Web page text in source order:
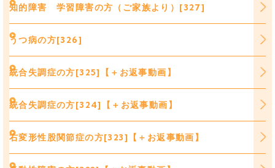
知的障害 学習障害の方（ご家族より）[327]
うつ病の方[326]
統合失調症の方[325]【＋お返事動画】
統合失調症の方[324]【＋お返事動画】
右変形性股関節症の方[323]【＋お返事動画】